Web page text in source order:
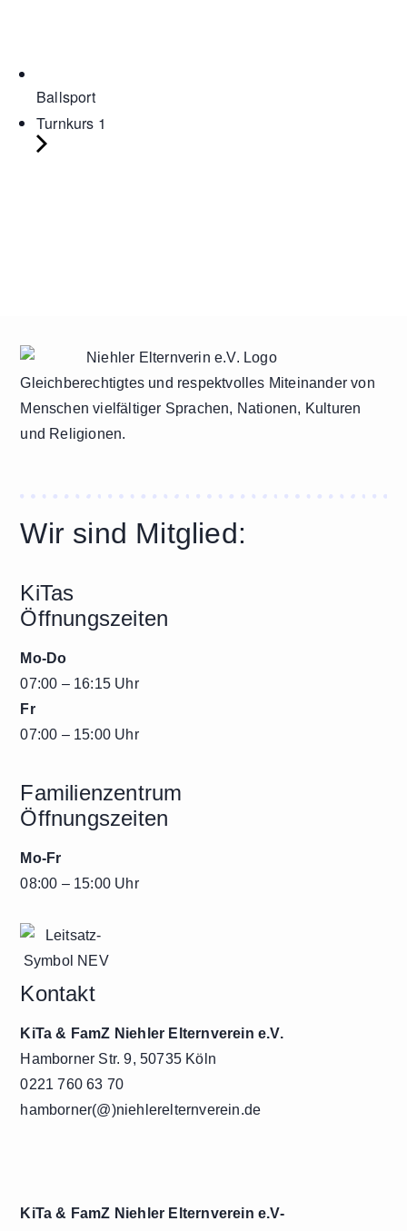
Ballsport
Turnkurs 1
Gleichberechtigtes und respektvolles Miteinander von
Menschen vielfältiger Sprachen, Nationen, Kulturen
und Religionen.
Wir sind Mitglied:
KiTas
Öffnungszeiten
Mo-Do
07:00 – 16:15 Uhr
Fr
07:00 – 15:00 Uhr
Familienzentrum
Öffnungszeiten
Mo-Fr
08:00 – 15:00 Uhr
Kontakt
KiTa & FamZ Niehler Elternverein e.V.
Hamborner Str. 9, 50735 Köln
0221 760 63 70
hamborner(@)niehlerelternverein.de
KiTa & FamZ Niehler Elternverein e.V-